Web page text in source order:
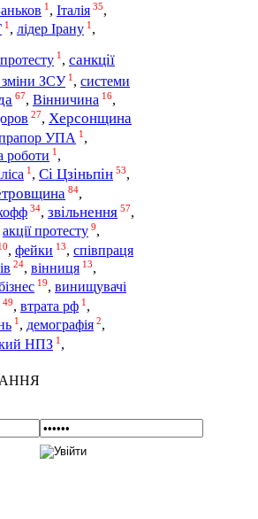
1 , Італія 35,
1 , лідер Ірану 1 ,
1 , санкції
зміни ЗСУ 1 , системи
67, Вінничина 16,
27, Херсонщина
УПА 1 ,
роботи 1 ,
1 , Сі Цзіньпін 53,
84,
34, звільнення 57,
акції протесту 9,
, фейки 13, співпраця
24, вінниця 13,
19, винищувачі
49, втрата рф 1 ,
1 , демографія 2,
НПЗ 1 ,